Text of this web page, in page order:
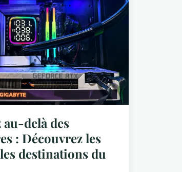
au-delà des
: Découvrez les
destinations du